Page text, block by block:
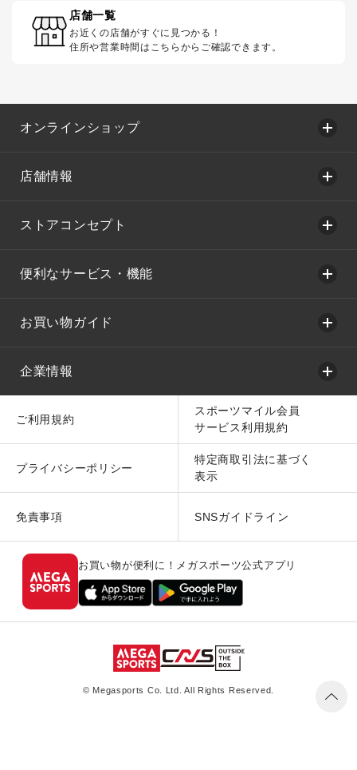
店舗一覧
お近くの店舗がすぐに見つかる！
住所や営業時間はこちらからご確認できます。
オンラインショップ
店舗情報
ストアコンセプト
便利なサービス・機能
お買い物ガイド
企業情報
ご利用規約
スポーツマイル会員
サービス利用規約
プライバシーポリシー
特定商取引法に基づく
表示
免責事項 SNSガイドライン
お買い物が便利に！メガスポーツ公式アプリ
© Megasports Co. Ltd. All Rights Reserved.